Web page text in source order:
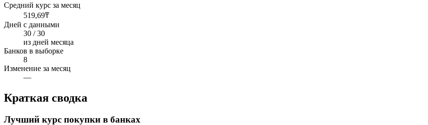
Средний курс за месяц
519,69₸
Дней с данными
30 / 30
из дней месяца
Банков в выборке
8
Изменение за месяц
—
Краткая сводка
Лучший курс покупки в банках